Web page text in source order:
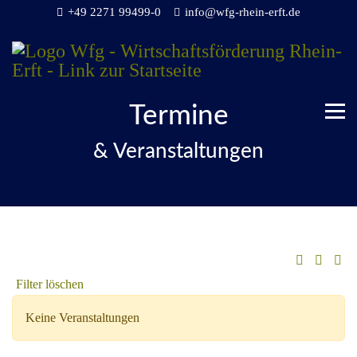
+49 2271 99499-0 info@wfg-rhein-erft.de
Termine
& Veranstaltungen
Filter löschen
Keine Veranstaltungen